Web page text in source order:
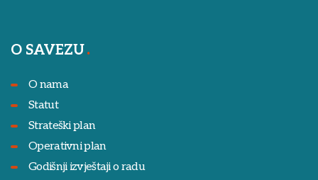
O SAVEZU
O nama
Statut
Strateški plan
Operativni plan
Godišnji izvještaji o radu